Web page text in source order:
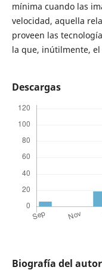
mínima cuando las
velocidad, aquella
proveen las
la que, inútilmente,
Descargas
Biografía del